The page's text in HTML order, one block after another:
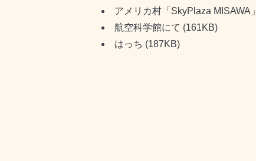
アメリカ村「SkyPlaza MISAWA」
航空科学館にて (161KB)
はっち (187KB)